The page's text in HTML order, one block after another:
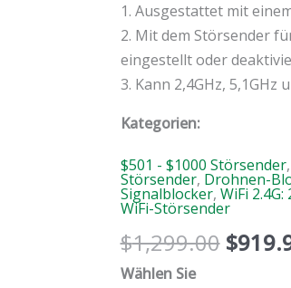
1. Ausgestattet mit
2. Mit dem Störsender
eingestellt oder
3. Kann 2,4GHz, 5,1GHz
Kategorien:
$501 - $1000 Störsender,
Störsender, Drohnen-
Signalblocker, WiFi
WiFi-Störsender
$1,299.00 $
Wählen Sie